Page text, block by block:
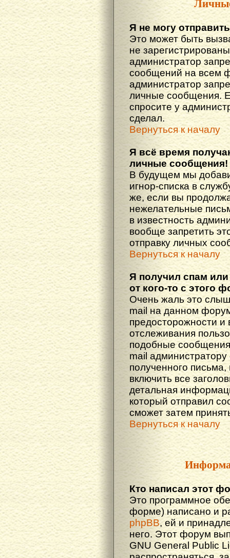
Я не могу
Это может быть
не
администратор
сообщений на всем
администратор
личные сообщения.
спросите у
сделал.
Вернуться к началу
Я всё время
личные сообщения!
В будущем мы
игнор-списка в
же, если вы
нежелательные
в известность
вообще запретить
отправку личных
Вернуться к началу
Я получил спам
от кого-то с этого
Очень жаль это
mail на данном
предосторожности и
отслеживания
подобные
mail
полученного
включить все
детальная
который отправил
сможет затем
Вернуться к началу
Кто написал этот
Это программное
форме) написано и
phpBB, ей и
него. Этот форум
GNU General Public